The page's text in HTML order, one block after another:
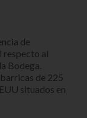
de
respecto al
Bodega.
de 225
situados en